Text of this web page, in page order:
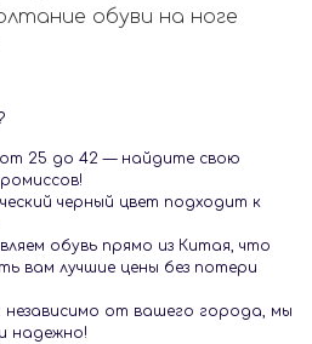
обуви на ноге
25 до 42 — найдите свою
черный цвет подходит к
обувь прямо из Китая, что
вам лучшие цены без потери
: независимо от вашего города, мы
надежно!